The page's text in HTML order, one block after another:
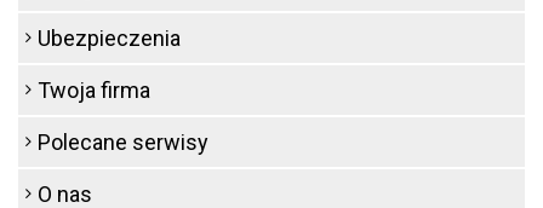
Ubezpieczenia
Twoja firma
Polecane serwisy
O nas